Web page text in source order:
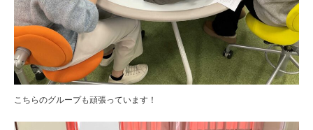
こちらのグループも頑張っています！